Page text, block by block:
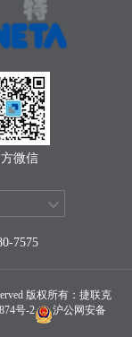
微信
7575
版权所有：捷联克
号-2
沪公网安备